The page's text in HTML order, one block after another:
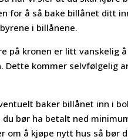
for å så bake billånet ditt
i billånene.
på kronen er litt vanskelig
kommer selvfølgelig
baker billånet inn i
bør ha betalt ned
om å kjøpe nytt hus så bør